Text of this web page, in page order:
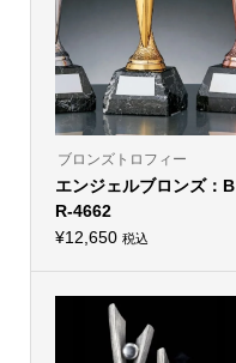
ブロンズトロフィー
エンジェルブロンズ：B
R-4662
¥12,650 税込
の